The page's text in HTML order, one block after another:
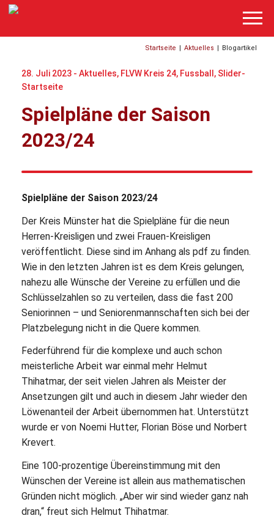
Startseite | Aktuelles | Blogartikel
28. Juli 2023 - Aktuelles, FLVW Kreis 24, Fussball , Slider-
Startseite
Spielpläne der Saison
2023/24
Spielpläne der Saison 2023/24
Der Kreis Münster hat die Spielpläne für die neun
Herren-Kreisligen und zwei Frauen-Kreisligen
veröffentlicht. Diese sind im Anhang als pdf zu finden.
Wie in den letzten Jahren ist es dem Kreis gelungen,
nahezu alle Wünsche der Vereine zu erfüllen und die
Schlüsselzahlen so zu verteilen, dass die fast 200
Seniorinnen – und Seniorenmannschaften sich bei der
Platzbelegung nicht in die Quere kommen.
Federführend für die komplexe und auch schon
meisterliche Arbeit war einmal mehr Helmut
Thihatmar, der seit vielen Jahren als Meister der
Ansetzungen gilt und auch in diesem Jahr wieder den
Löwenanteil der Arbeit übernommen hat. Unterstützt
wurde er von Noemi Hutter, Florian Böse und Norbert
Krevert.
Eine 100-prozentige Übereinstimmung mit den
Wünschen der Vereine ist allein aus mathematischen
Gründen nicht möglich. „Aber wir sind wieder ganz nah
dran,“ freut sich Helmut Thihatmar.